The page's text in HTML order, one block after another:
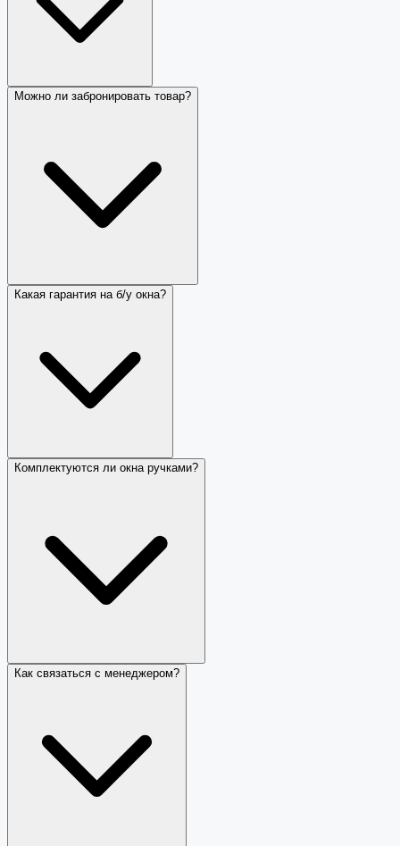
Можно ли забронировать товар?
Какая гарантия на б/у окна?
Комплектуются ли окна ручками?
Как связаться с менеджером?